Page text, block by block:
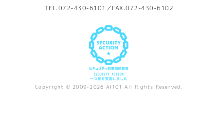
TEL.072-430-6101／FAX.072-430-6102
Copyright © 2009-2026 AI101 All Rights Reserved.